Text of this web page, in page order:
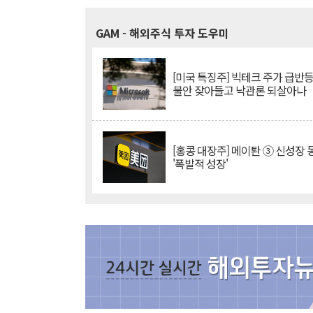
GAM - 해외주식 투자 도우미
[미국 특징주] 빅테크 주가 급반
불안 잦아들고 낙관론 되살아나
[홍콩 대장주] 메이퇀 ③ 신성장
'폭발적 성장'